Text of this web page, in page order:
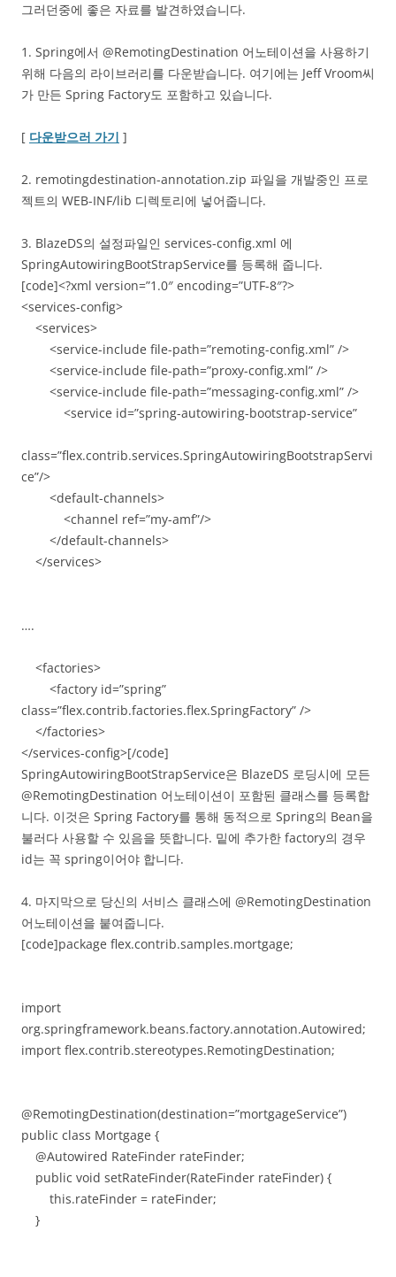
그러던중에 좋은 자료를 발견하였습니다.
1. Spring에서 @RemotingDestination 어노테이션을 사용하기
위해 다음의 라이브러리를 다운받습니다. 여기에는 Jeff Vroom씨
가 만든 Spring Factory도 포함하고 있습니다.
[ 다운받으러 가기 ]
2. remotingdestination-annotation.zip 파일을 개발중인 프로
젝트의 WEB-INF/lib 디렉토리에 넣어줍니다.
3. BlazeDS의 설정파일인 services-config.xml 에
SpringAutowiringBootStrapService를 등록해 줍니다.
[code]<?xml version=”1.0″ encoding=”UTF-8″?>
<services-config>
<services>
<service-include file-path=”remoting-config.xml” />
<service-include file-path=”proxy-config.xml” />
<service-include file-path=”messaging-config.xml” />
<service id=”spring-autowiring-bootstrap-service”
class=”flex.contrib.services.SpringAutowiringBootstrapServi
ce”/>
<default-channels>
<channel ref=”my-amf”/>
</default-channels>
</services>
….
<factories>
<factory id=”spring”
class=”flex.contrib.factories.flex.SpringFactory” />
</factories>
</services-config>[/code]
SpringAutowiringBootStrapService은 BlazeDS 로딩시에 모든
@RemotingDestination 어노테이션이 포함된 클래스를 등록합
니다. 이것은 Spring Factory를 통해 동적으로 Spring의 Bean을
불러다 사용할 수 있음을 뜻합니다. 밑에 추가한 factory의 경우
id는 꼭 spring이어야 합니다.
4. 마지막으로 당신의 서비스 클래스에 @RemotingDestination
어노테이션을 붙여줍니다.
[code]package flex.contrib.samples.mortgage;
import
org.springframework.beans.factory.annotation.Autowired;
import flex.contrib.stereotypes.RemotingDestination;
@RemotingDestination(destination=”mortgageService”)
public class Mortgage {
@Autowired RateFinder rateFinder;
public void setRateFinder(RateFinder rateFinder) {
this.rateFinder = rateFinder;
}